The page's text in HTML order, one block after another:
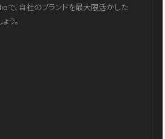
で、自社のブランドを最大限活かした
う。